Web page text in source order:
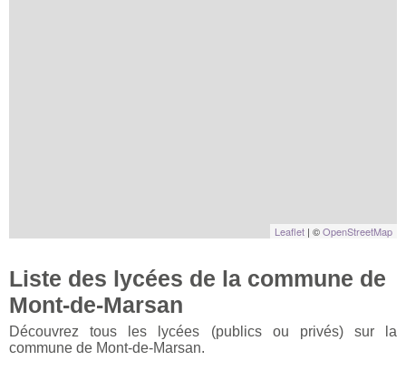
Leaflet | ©OpenStreetMap
Liste des lycées de la commune de
Mont-de-Marsan
Découvrez tous les lycées (publics ou privés) sur la
commune de Mont-de-Marsan.